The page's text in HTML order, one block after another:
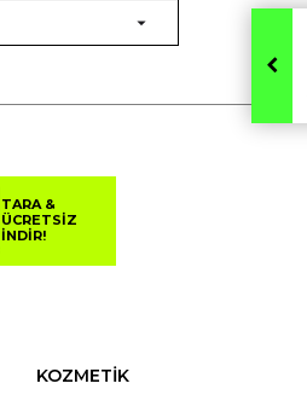
TARA &
ÜCRETSİZ
İNDİR!
KOZMETİK